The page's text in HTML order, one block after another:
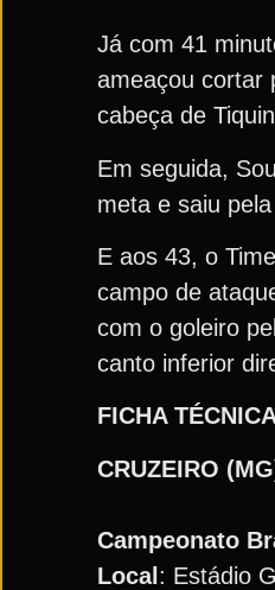
Já com 41
ameaçou cortar
cabeça de
Em seguida,
meta e saiu
E aos 43, o
campo de
com o goleiro
canto inferior
FICHA
CRUZEIRO
Campeonato
Local : Estádio